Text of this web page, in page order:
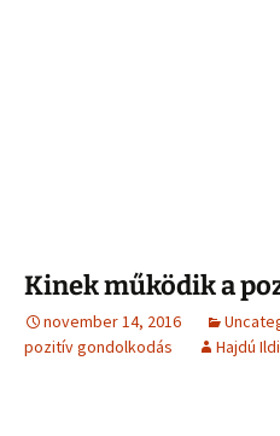
Kinek működik a
november 14, 2016
pozitív gondolkodás
Hajdú